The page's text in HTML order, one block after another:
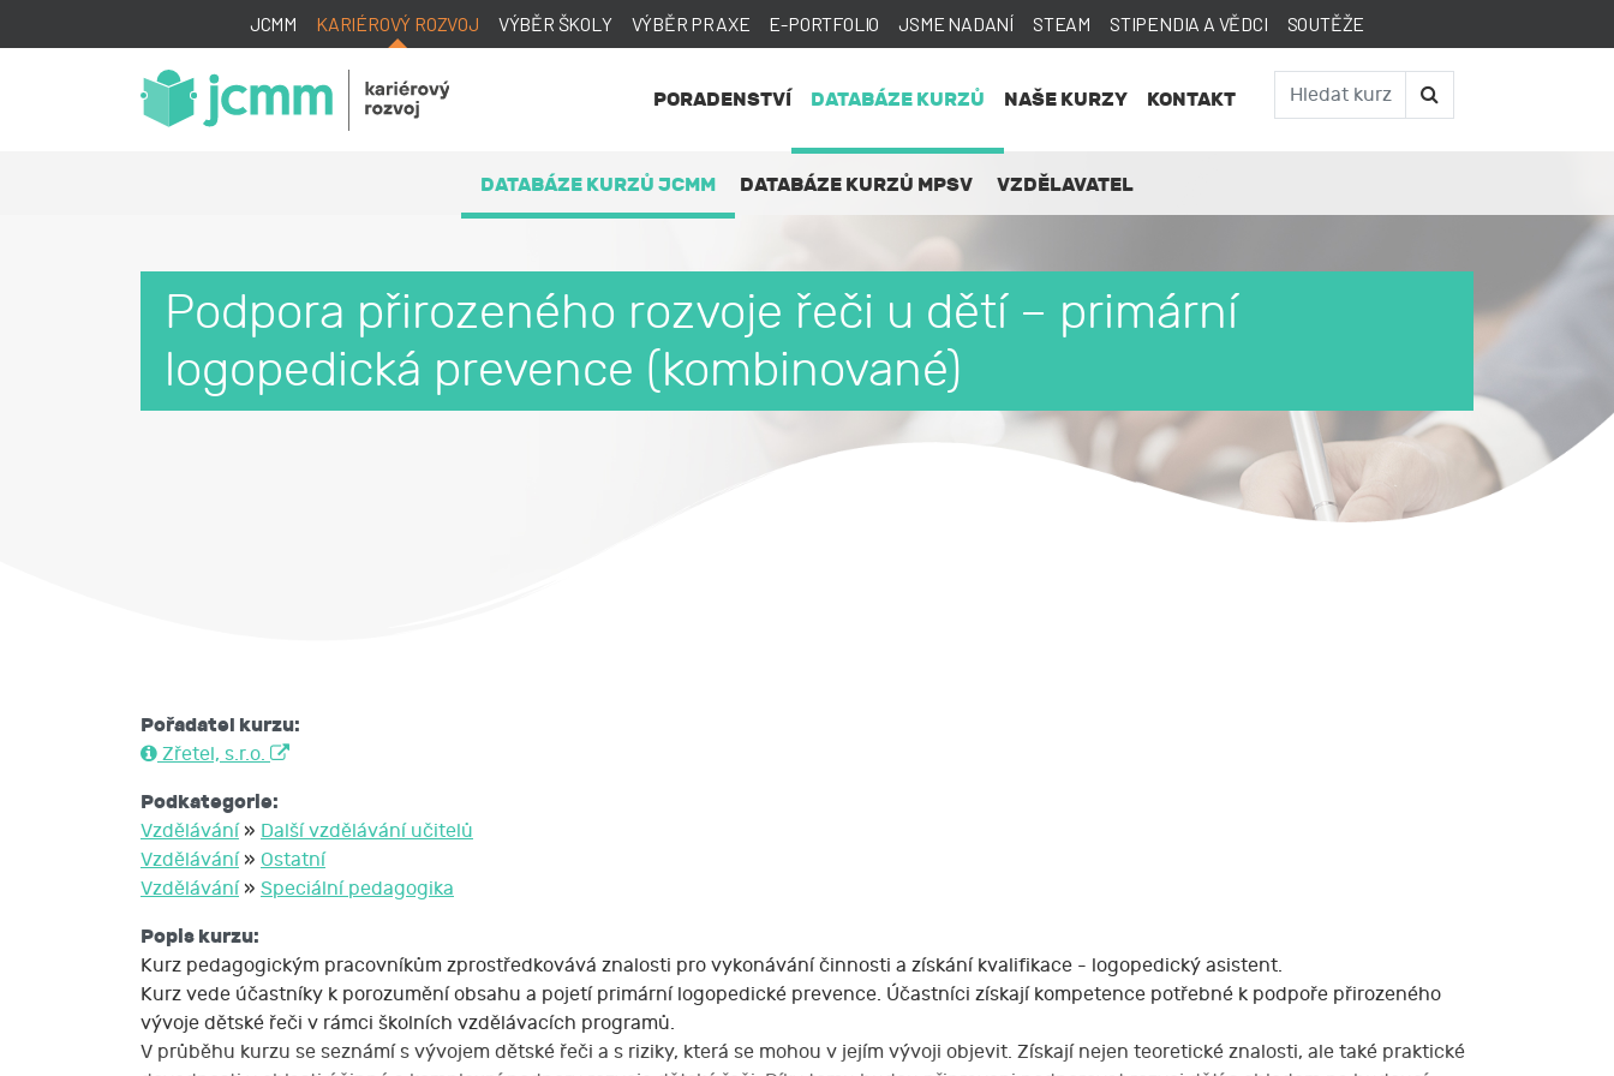
JCMM KARIÉROVÝ ROZVOJ VÝBĚR ŠKOLY VÝBĚR PRAXE E-PORTFOLIO JSME NADANÍ STEAM STIPENDIA A VĚDCI SOUTĚŽE
PORADENSTVÍ DATABÁZE KURZŮ
DATABÁZE KURZŮ JCMM DATABÁZE KURZŮ MPSV VZDĚLAVATEL
NAŠE KURZY KONTAKT
Podpora přirozeného rozvoje řeči u dětí – primární
logopedická prevence (kombinované)
Pořadatel kurzu:
Zřetel, s.r.o.
Podkategorie:
Vzdělávání» Další vzdělávání učitelů
Vzdělávání» Ostatní
Vzdělávání» Speciální pedagogika
Popis kurzu:
Kurz pedagogickým pracovníkům zprostředkovává znalosti pro vykonávání činnosti a získání kvalifikace - logopedický asistent.
Kurz vede účastníky k porozumění obsahu a pojetí primární logopedické prevence. Účastníci získají kompetence potřebné k podpoře přirozeného
vývoje dětské řeči v rámci školních vzdělávacích programů.
V průběhu kurzu se seznámí s vývojem dětské řeči a s riziky, která se mohou v jejím vývoji objevit. Získají nejen teoretické znalosti, ale také praktické